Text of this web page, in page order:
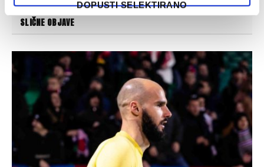
DOPUSTI SELEKTIRANO
SLIČNE OBJAVE